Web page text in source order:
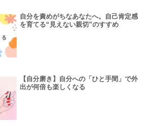
自分を責めがちなあなたへ。自己肯定感
を育てる“見えない親切”のすすめ
【自分磨き】自分への「ひと手間」で外
出が何倍も楽しくなる